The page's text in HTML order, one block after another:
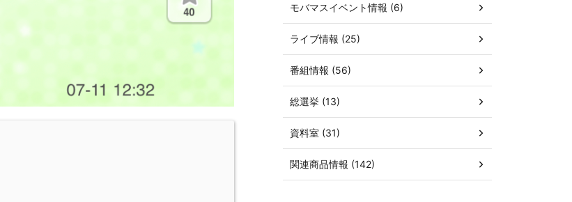
モバマスイベント情報 (6)
ライブ情報 (25)
番組情報 (56)
総選挙 (13)
資料室 (31)
関連商品情報 (142)